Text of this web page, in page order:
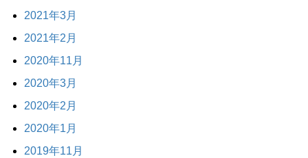
2021年3月
2021年2月
2020年11月
2020年3月
2020年2月
2020年1月
2019年11月